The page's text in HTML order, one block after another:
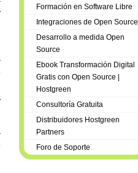
Formación en Software Libre
Integraciones de Open Source
Desarrollo a medida Open
Source
Ebook Transformación Digital
Gratis con Open Source |
Hostgreen
Consultoría Gratuita
Distribuidores Hostgreen
Partners
Foro de Soporte